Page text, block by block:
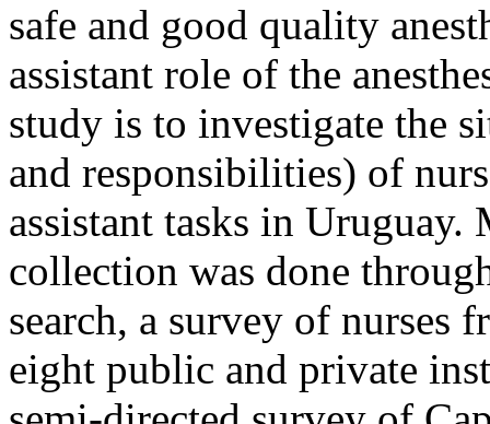
safe and good quality
assistant role of the
study is to investigate the
and responsibilities) of
assistant tasks in Uruguay.
collection was done
search, a survey of nurses
eight public and private